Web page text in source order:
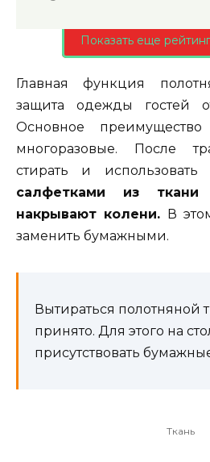
Показать еще
Главная функция
защита одежды гостей
Основное
многоразовые. После
стирать и использовать
салфетками из
накрывают колени. В
заменить бумажными.
Вытираться полотняной
принято. Для этого на
присутствовать
Ткань